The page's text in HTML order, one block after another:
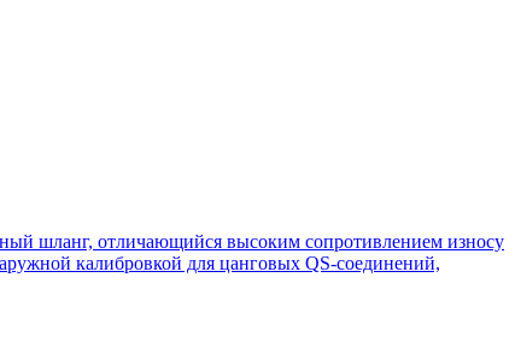
шланг, отличающийся высоким сопротивлением износу
калибровкой для цанговых QS-соединений,